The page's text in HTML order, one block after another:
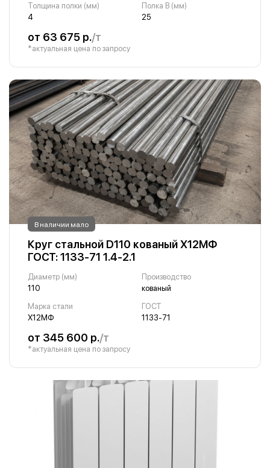
Толщина полки (мм)
4
Полка B (мм)
25
от 63 675 р./т
*актуальная цена по запросу
В наличии мало
Круг стальной D110 кованый Х12МФ
ГОСТ: 1133-71 1.4-2.1
Диаметр (мм)
110
Производство
кованый
Марка стали
Х12МФ
ГОСТ
1133-71
от 345 600 р./т
*актуальная цена по запросу